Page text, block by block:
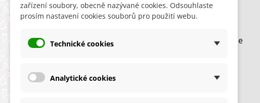
Obchodní podmínky
Ochrana osobních údajů
Slevy
Nyní doporučujeme
zařízení soubory, obecně nazývané cookies. Odsouhlaste
prosím nastavení cookies souborů pro použití webu.
Technické cookies
Analytické cookies